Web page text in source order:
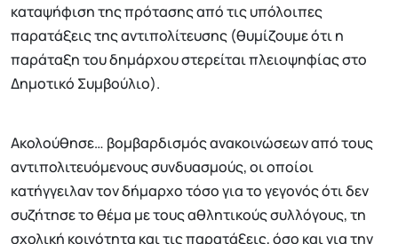
καταψήφιση της πρότασης από τις υπόλοιπες
παρατάξεις της αντιπολίτευσης (θυμίζουμε ότι η
παράταξη του δημάρχου στερείται πλειοψηφίας στο
Δημοτικό Συμβούλιο).
Ακολούθησε… βομβαρδισμός ανακοινώσεων από τους
αντιπολιτευόμενους συνδυασμούς, οι οποίοι
κατήγγειλαν τον δήμαρχο τόσο για το γεγονός ότι δεν
συζήτησε το θέμα με τους αθλητικούς συλλόγους, τη
σχολική κοινότητα και τις παρατάξεις, όσο και για την